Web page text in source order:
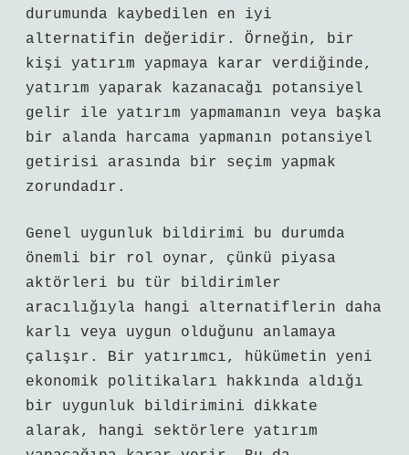
durumunda kaybedilen en iyi
alternatifin değeridir. Örneğin, bir
kişi yatırım yapmaya karar verdiğinde,
yatırım yaparak kazanacağı potansiyel
gelir ile yatırım yapmamanın veya başka
bir alanda harcama yapmanın potansiyel
getirisi arasında bir seçim yapmak
zorundadır.
Genel uygunluk bildirimi bu durumda
önemli bir rol oynar, çünkü piyasa
aktörleri bu tür bildirimler
aracılığıyla hangi alternatiflerin daha
karlı veya uygun olduğunu anlamaya
çalışır. Bir yatırımcı, hükümetin yeni
ekonomik politikaları hakkında aldığı
bir uygunluk bildirimini dikkate
alarak, hangi sektörlere yatırım